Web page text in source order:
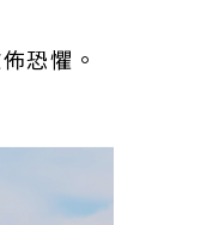
恐懼。